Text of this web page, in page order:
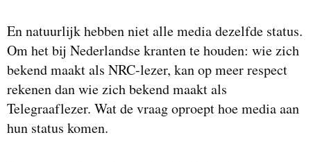
En natuurlijk hebben niet alle media dezelfde status.
Om het bij Nederlandse kranten te houden: wie zich
bekend maakt als NRC-lezer, kan op meer respect
rekenen dan wie zich bekend maakt als
Telegraaflezer. Wat de vraag oproept hoe media aan
hun status komen.